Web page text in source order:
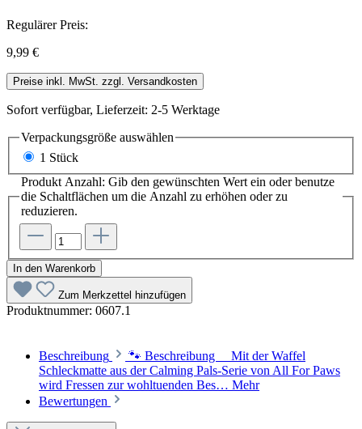
Regulärer Preis:
9,99 €
Preise inkl. MwSt. zzgl. Versandkosten
Sofort verfügbar, Lieferzeit: 2-5 Werktage
Verpackungsgröße auswählen
1 Stück
Produkt Anzahl: Gib den gewünschten Wert ein oder benutze
die Schaltflächen um die Anzahl zu erhöhen oder zu
reduzieren.
In den Warenkorb
Zum Merkzettel hinzufügen
Produktnummer: 0607.1
Beschreibung
🐾 Beschreibung Mit der Waffel
Schleckmatte aus der Calming Pals-Serie von All For Paws
wird Fressen zur wohltuenden Bes… Mehr
Bewertungen